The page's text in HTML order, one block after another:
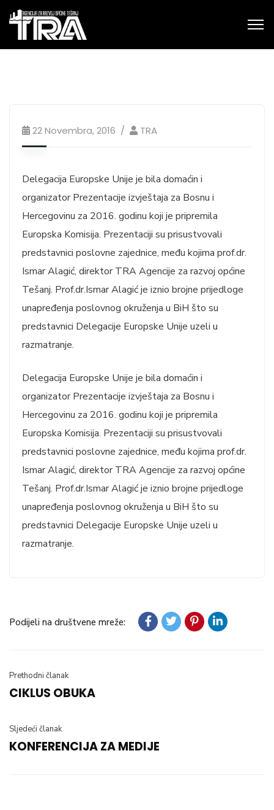
22 Novembra, 2016 TRA
Delegacija Europske Unije je bila domaćin i
organizator Prezentacije izvještaja za Bosnu i
Hercegovinu za 2016. godinu koji je pripremila
Europska Komisija. Prezentaciji su prisustvovali
predstavnici poslovne zajednice, među kojima prof.dr.
Ismar Alagić, direktor TRA Agencije za razvoj općine
Tešanj. Prof.dr.Ismar Alagić je iznio brojne prijedloge
unapređenja poslovnog okruženja u BiH što su
predstavnici Delegacije Europske Unije uzeli u
razmatranje.
Delegacija Europske Unije je bila domaćin i
organizator Prezentacije izvještaja za Bosnu i
Hercegovinu za 2016. godinu koji je pripremila
Europska Komisija. Prezentaciji su prisustvovali
predstavnici poslovne zajednice, među kojima prof.dr.
Ismar Alagić, direktor TRA Agencije za razvoj općine
Tešanj. Prof.dr.Ismar Alagić je iznio brojne prijedloge
unapređenja poslovnog okruženja u BiH što su
predstavnici Delegacije Europske Unije uzeli u
razmatranje.
Podijeli na društvene mreže:
Prethodni članak
CIKLUS OBUKA
Sljedeći članak
KONFERENCIJA ZA MEDIJE